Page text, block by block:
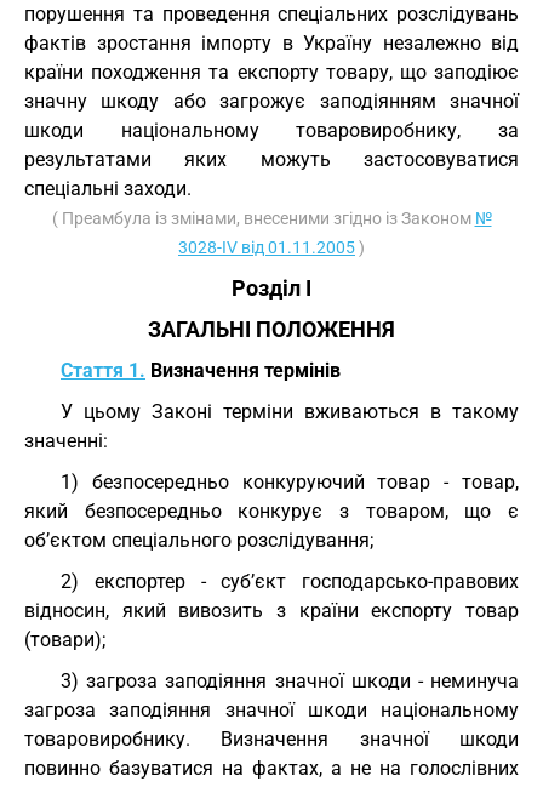
порушення та проведення спеціальних розслідувань
фактів зростання імпорту в Україну незалежно від
країни походження та експорту товару, що заподіює
значну шкоду або загрожує заподіянням значної
шкоди національному товаровиробнику, за
результатами яких можуть застосовуватися
спеціальні заходи.
( Преамбула із змінами, внесеними згідно із Законом №
3028-IV від 01.11.2005)
Розділ I
ЗАГАЛЬНІ ПОЛОЖЕННЯ
Стаття 1. Визначення термінів
У цьому Законі терміни вживаються в такому
значенні:
1) безпосередньо конкуруючий товар - товар,
який безпосередньо конкурує з товаром, що є
об’єктом спеціального розслідування;
2) експортер - суб’єкт господарсько-правових
відносин, який вивозить з країни експорту товар
(товари);
3) загроза заподіяння значної шкоди - неминуча
загроза заподіяння значної шкоди національному
товаровиробнику. Визначення значної шкоди
повинно базуватися на фактах, а не на голослівних